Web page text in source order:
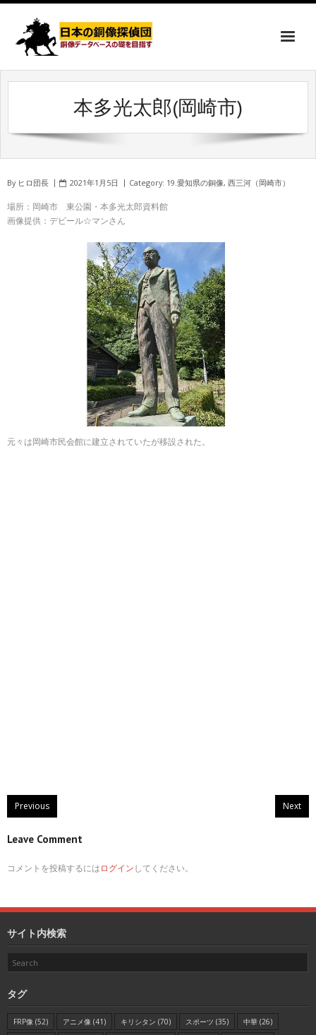
本多光太郎(岡崎市)
By ヒロ団長 2021年1月5日 Category: 19.愛知県の銅像, 西三河（岡崎市）
場所：岡崎市 東公園・本多光太郎資料館
画像提供：デビール☆マンさん
元々は岡崎市民会館に建立されていたが移設された。
Previous Next
Leave Comment
コメントを投稿するにはログインしてください。
サイト内検索
タグ
FRP像 (52) アニメ像 (41) キリシタン (70) スポーツ (35) 中華 (26)